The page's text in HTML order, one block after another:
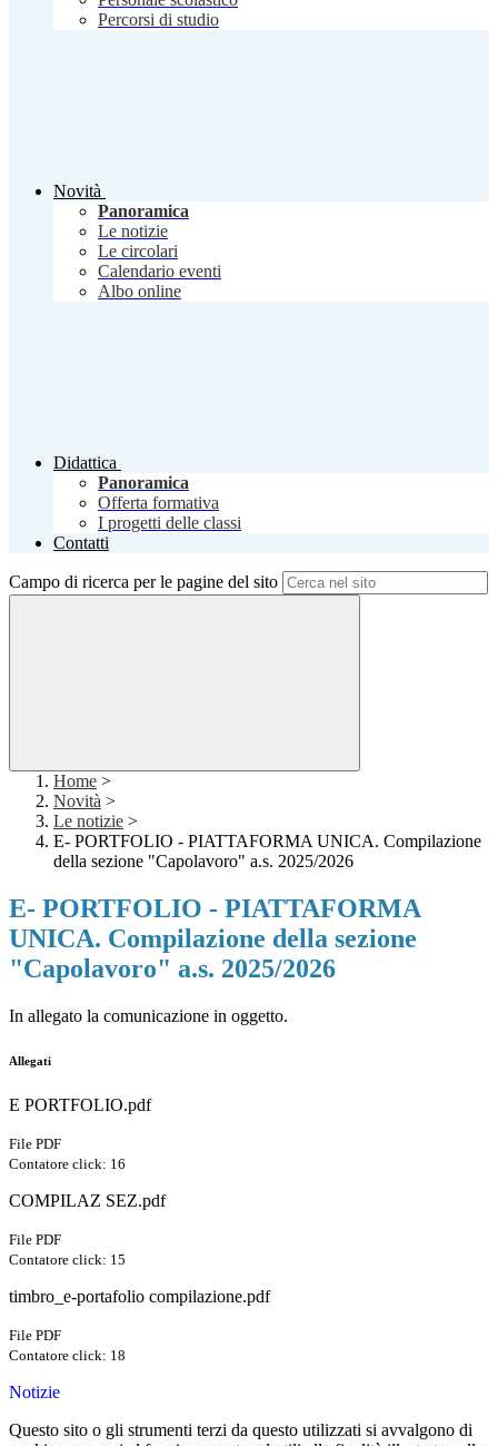
Percorsi di studio
Novità
Panoramica
Le notizie
Le circolari
Calendario eventi
Albo online
Didattica
Panoramica
Offerta formativa
I progetti delle classi
Contatti
Campo di ricerca per le pagine del sito
Home >
Novità >
Le notizie >
E- PORTFOLIO - PIATTAFORMA UNICA. Compilazione
della sezione "Capolavoro" a.s. 2025/2026
E- PORTFOLIO - PIATTAFORMA
UNICA. Compilazione della sezione
"Capolavoro" a.s. 2025/2026
In allegato la comunicazione in oggetto.
Allegati
E PORTFOLIO.pdf
File PDF
Contatore click: 16
COMPILAZ SEZ.pdf
File PDF
Contatore click: 15
timbro_e-portafolio compilazione.pdf
File PDF
Contatore click: 18
Notizie
Questo sito o gli strumenti terzi da questo utilizzati si avvalgono di